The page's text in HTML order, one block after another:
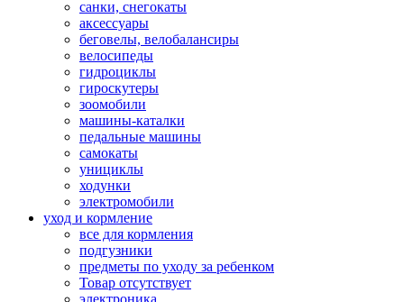
санки, снегокаты
аксессуары
беговелы, велобалансиры
велосипеды
гидроциклы
гироскутеры
зоомобили
машины-каталки
педальные машины
самокаты
унициклы
ходунки
электромобили
уход и кормление
все для кормления
подгузники
предметы по уходу за ребенком
Товар отсутствует
электроника